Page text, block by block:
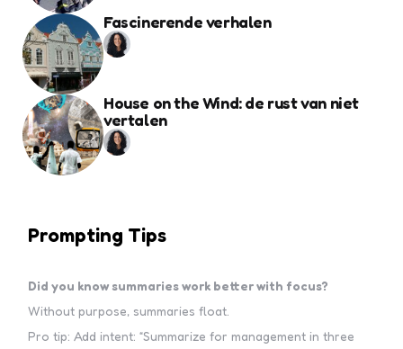
Fascinerende verhalen
House on the Wind: de rust van niet
vertalen
Prompting Tips
Did you know summaries work better with focus?
Without purpose, summaries float.
Pro tip: Add intent: “Summarize for management in three